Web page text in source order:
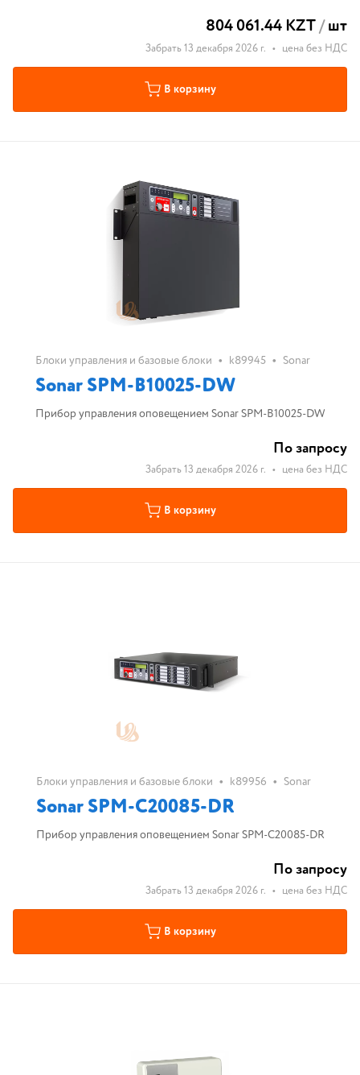
804 061.44 KZT/шт
Забрать 13 декабря 2026 г. • цена без НДС
В корзину
Блоки управления и базовые блоки • k89945 • Sonar
Sonar SPM-B10025-DW
Прибор управления оповещением Sonar SPM-B10025-DW
По запросу
Забрать 13 декабря 2026 г. • цена без НДС
В корзину
Блоки управления и базовые блоки • k89956 • Sonar
Sonar SPM-C20085-DR
Прибор управления оповещением Sonar SPM-C20085-DR
По запросу
Забрать 13 декабря 2026 г. • цена без НДС
В корзину